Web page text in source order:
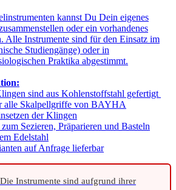
kannst Du Dein eigenes
oder ein vorhandenes
Alle Instrumente sind für den Einsatz im
Studiengänge) oder in
Praktika abgestimmt.
sind aus Kohlenstoffstahl gefertigt
alle Skalpellgriffe von BAYHA
der Klingen
Sezieren, Präparieren und Basteln
Edelstahl
auf Anfrage lieferbar
Die Instrumente sind aufgrund ihrer